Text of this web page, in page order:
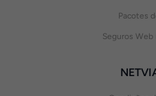
Pacotes
Seguros Web